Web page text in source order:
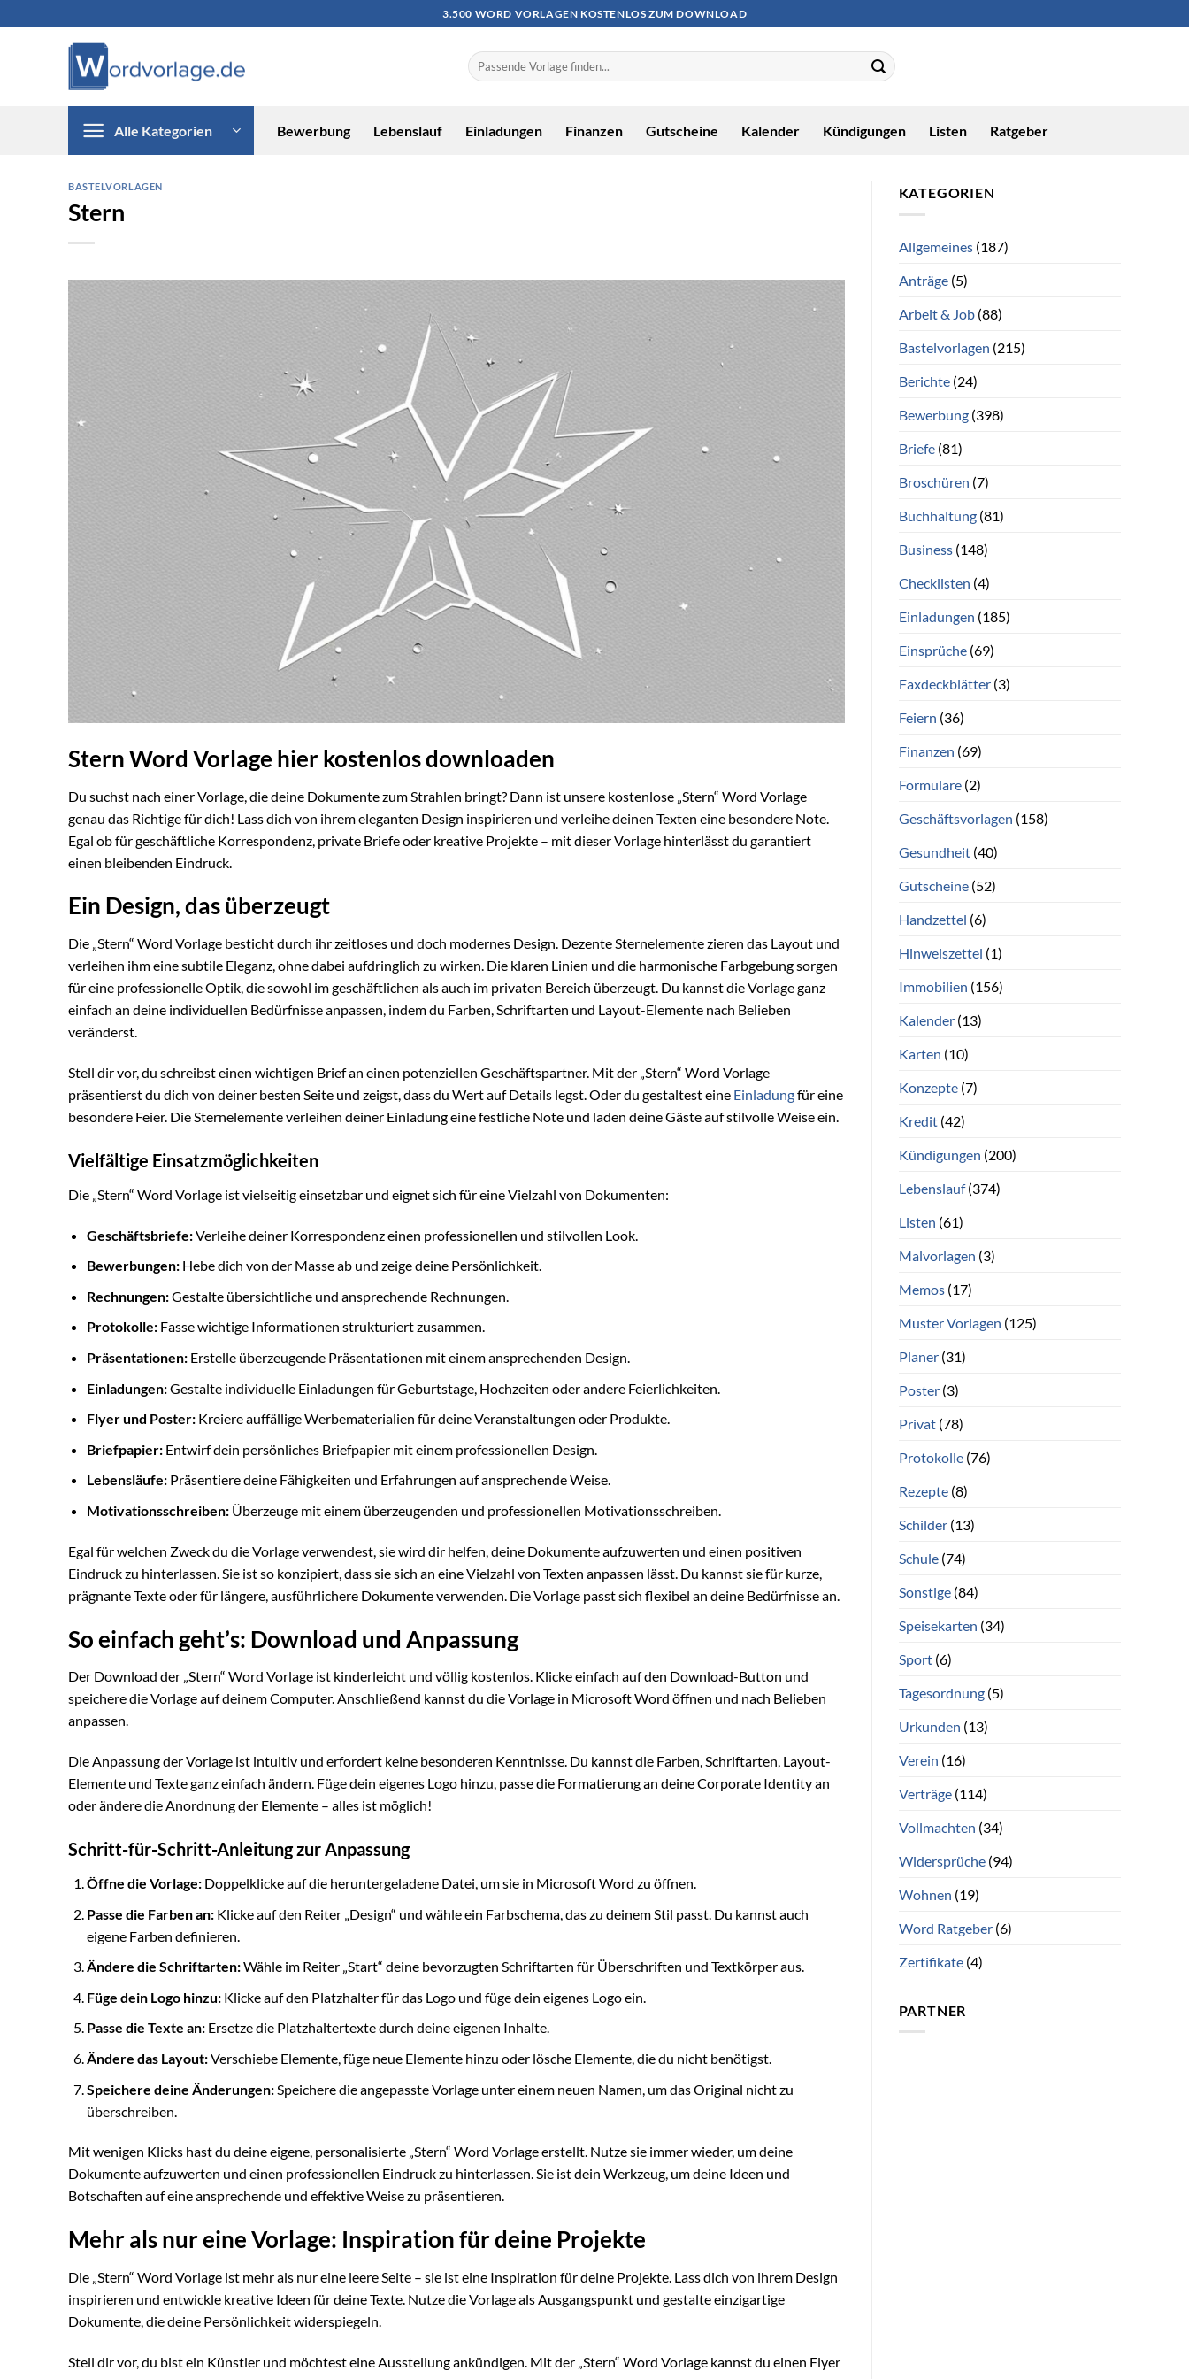
3.500 WORD VORLAGEN KOSTENLOS ZUM DOWNLOAD
Alle Kategorien Bewerbung Lebenslauf Einladungen Finanzen Gutscheine Kalender Kündigungen Listen Ratgeber
BASTELVORLAGEN
Stern
Stern Word Vorlage hier kostenlos downloaden
Du suchst nach einer Vorlage, die deine Dokumente zum Strahlen bringt? Dann ist unsere kostenlose „Stern“ Word Vorlage
genau das Richtige für dich! Lass dich von ihrem eleganten Design inspirieren und verleihe deinen Texten eine besondere Note.
Egal ob für geschäftliche Korrespondenz, private Briefe oder kreative Projekte – mit dieser Vorlage hinterlässt du garantiert
einen bleibenden Eindruck.
Ein Design, das überzeugt
Die „Stern“ Word Vorlage besticht durch ihr zeitloses und doch modernes Design. Dezente Sternelemente zieren das Layout und
verleihen ihm eine subtile Eleganz, ohne dabei aufdringlich zu wirken. Die klaren Linien und die harmonische Farbgebung sorgen
für eine professionelle Optik, die sowohl im geschäftlichen als auch im privaten Bereich überzeugt. Du kannst die Vorlage ganz
einfach an deine individuellen Bedürfnisse anpassen, indem du Farben, Schriftarten und Layout-Elemente nach Belieben
veränderst.
Stell dir vor, du schreibst einen wichtigen Brief an einen potenziellen Geschäftspartner. Mit der „Stern“ Word Vorlage
präsentierst du dich von deiner besten Seite und zeigst, dass du Wert auf Details legst. Oder du gestaltest eine Einladungfür eine
besondere Feier. Die Sternelemente verleihen deiner Einladung eine festliche Note und laden deine Gäste auf stilvolle Weise ein.
Vielfältige Einsatzmöglichkeiten
Die „Stern“ Word Vorlage ist vielseitig einsetzbar und eignet sich für eine Vielzahl von Dokumenten:
Geschäftsbriefe:Verleihe deiner Korrespondenz einen professionellen und stilvollen Look.
Bewerbungen:Hebe dich von der Masse ab und zeige deine Persönlichkeit.
Rechnungen:Gestalte übersichtliche und ansprechende Rechnungen.
Protokolle:Fasse wichtige Informationen strukturiert zusammen.
Präsentationen:Erstelle überzeugende Präsentationen mit einem ansprechenden Design.
Einladungen:Gestalte individuelle Einladungen für Geburtstage, Hochzeiten oder andere Feierlichkeiten.
Flyer und Poster:Kreiere auffällige Werbematerialien für deine Veranstaltungen oder Produkte.
Briefpapier:Entwirf dein persönliches Briefpapier mit einem professionellen Design.
Lebensläufe:Präsentiere deine Fähigkeiten und Erfahrungen auf ansprechende Weise.
Motivationsschreiben:Überzeuge mit einem überzeugenden und professionellen Motivationsschreiben.
Egal für welchen Zweck du die Vorlage verwendest, sie wird dir helfen, deine Dokumente aufzuwerten und einen positiven
Eindruck zu hinterlassen. Sie ist so konzipiert, dass sie sich an eine Vielzahl von Texten anpassen lässt. Du kannst sie für kurze,
prägnante Texte oder für längere, ausführlichere Dokumente verwenden. Die Vorlage passt sich flexibel an deine Bedürfnisse an.
So einfach geht’s: Download und Anpassung
Der Download der „Stern“ Word Vorlage ist kinderleicht und völlig kostenlos. Klicke einfach auf den Download-Button und
speichere die Vorlage auf deinem Computer. Anschließend kannst du die Vorlage in Microsoft Word öffnen und nach Belieben
anpassen.
Die Anpassung der Vorlage ist intuitiv und erfordert keine besonderen Kenntnisse. Du kannst die Farben, Schriftarten, Layout-
Elemente und Texte ganz einfach ändern. Füge dein eigenes Logo hinzu, passe die Formatierung an deine Corporate Identity an
oder ändere die Anordnung der Elemente – alles ist möglich!
Schritt-für-Schritt-Anleitung zur Anpassung
Öffne die Vorlage:Doppelklicke auf die heruntergeladene Datei, um sie in Microsoft Word zu öffnen.
Passe die Farben an:Klicke auf den Reiter „Design“ und wähle ein Farbschema, das zu deinem Stil passt. Du kannst auch
eigene Farben definieren.
Ändere die Schriftarten:Wähle im Reiter „Start“ deine bevorzugten Schriftarten für Überschriften und Textkörper aus.
Füge dein Logo hinzu:Klicke auf den Platzhalter für das Logo und füge dein eigenes Logo ein.
Passe die Texte an:Ersetze die Platzhaltertexte durch deine eigenen Inhalte.
Ändere das Layout:Verschiebe Elemente, füge neue Elemente hinzu oder lösche Elemente, die du nicht benötigst.
Speichere deine Änderungen:Speichere die angepasste Vorlage unter einem neuen Namen, um das Original nicht zu
überschreiben.
Mit wenigen Klicks hast du deine eigene, personalisierte „Stern“ Word Vorlage erstellt. Nutze sie immer wieder, um deine
Dokumente aufzuwerten und einen professionellen Eindruck zu hinterlassen. Sie ist dein Werkzeug, um deine Ideen und
Botschaften auf eine ansprechende und effektive Weise zu präsentieren.
Mehr als nur eine Vorlage: Inspiration für deine Projekte
Die „Stern“ Word Vorlage ist mehr als nur eine leere Seite – sie ist eine Inspiration für deine Projekte. Lass dich von ihrem Design
inspirieren und entwickle kreative Ideen für deine Texte. Nutze die Vorlage als Ausgangspunkt und gestalte einzigartige
Dokumente, die deine Persönlichkeit widerspiegeln.
Stell dir vor, du bist ein Künstler und möchtest eine Ausstellung ankündigen. Mit der „Stern“ Word Vorlage kannst du einen Flyer
KATEGORIEN
Allgemeines(187)
Anträge(5)
Arbeit & Job(88)
Bastelvorlagen (215)
Berichte(24)
Bewerbung(398)
Briefe(81)
Broschüren (7)
Buchhaltung(81)
Business(148)
Checklisten (4)
Einladungen (185)
Einsprüche(69)
Faxdeckblätter(3)
Feiern (36)
Finanzen (69)
Formulare(2)
Geschäftsvorlagen (158)
Gesundheit(40)
Gutscheine(52)
Handzettel (6)
Hinweiszettel (1)
Immobilien (156)
Kalender(13)
Karten (10)
Konzepte(7)
Kredit(42)
Kündigungen (200)
Lebenslauf(374)
Listen (61)
Malvorlagen (3)
Memos(17)
Muster Vorlagen (125)
Planer(31)
Poster(3)
Privat(78)
Protokolle(76)
Rezepte(8)
Schilder(13)
Schule(74)
Sonstige(84)
Speisekarten (34)
Sport(6)
Tagesordnung(5)
Urkunden (13)
Verein (16)
Verträge(114)
Vollmachten (34)
Widersprüche(94)
Wohnen (19)
Word Ratgeber(6)
Zertifikate(4)
PARTNER